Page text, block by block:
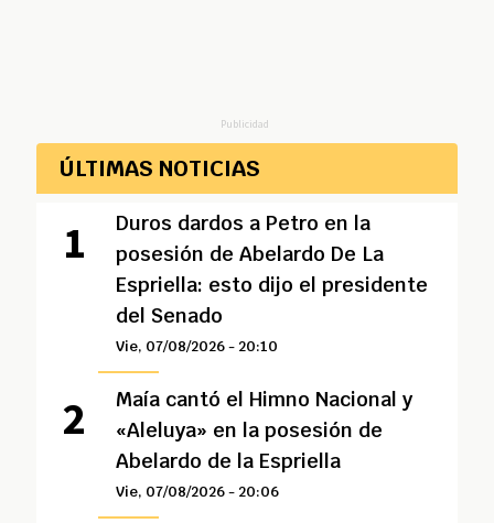
Publicidad
ÚLTIMAS NOTICIAS
Duros dardos a Petro en la
posesión de Abelardo De La
Espriella: esto dijo el presidente
del Senado
Vie, 07/08/2026 - 20:10
Maía cantó el Himno Nacional y
«Aleluya» en la posesión de
Abelardo de la Espriella
Vie, 07/08/2026 - 20:06